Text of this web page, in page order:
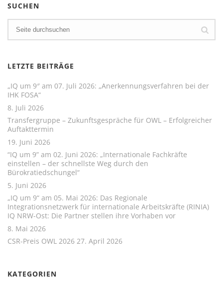
SUCHEN
LETZTE BEITRÄGE
„IQ um 9″ am 07. Juli 2026: „Anerkennungsverfahren bei der
IHK FOSA“
8. Juli 2026
Transfergruppe – Zukunftsgespräche für OWL – Erfolgreicher
Auftakttermin
19. Juni 2026
“IQ um 9” am 02. Juni 2026: „Internationale Fachkräfte
einstellen – der schnellste Weg durch den
Bürokratiedschungel“
5. Juni 2026
„IQ um 9“ am 05. Mai 2026: Das Regionale
Integrationsnetzwerk für internationale Arbeitskräfte (RINIA)
IQ NRW-Ost: Die Partner stellen ihre Vorhaben vor
8. Mai 2026
CSR-Preis OWL 2026 27. April 2026
KATEGORIEN